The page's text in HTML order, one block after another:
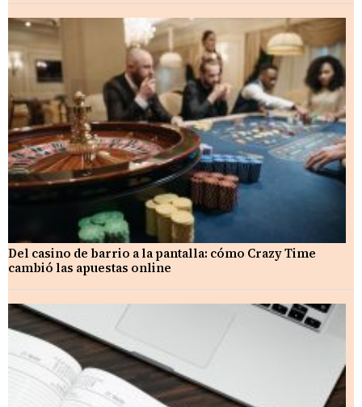
Del casino de barrio a la pantalla: cómo Crazy Time
cambió las apuestas online